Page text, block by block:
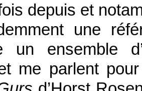
depuis et
une
un ensemble
me parlent